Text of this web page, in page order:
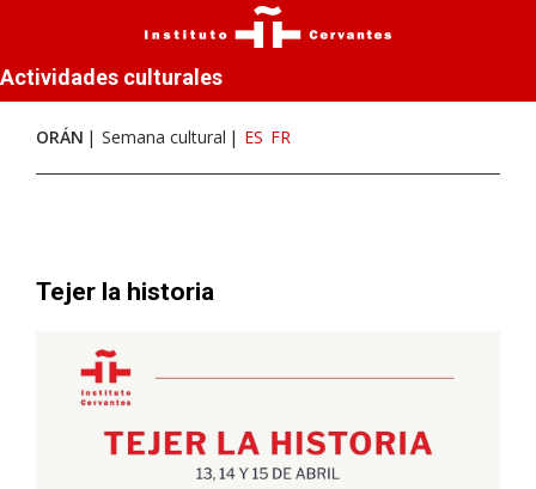
Actividades culturales
ORÁN Semana cultural ES FR
Tejer la historia